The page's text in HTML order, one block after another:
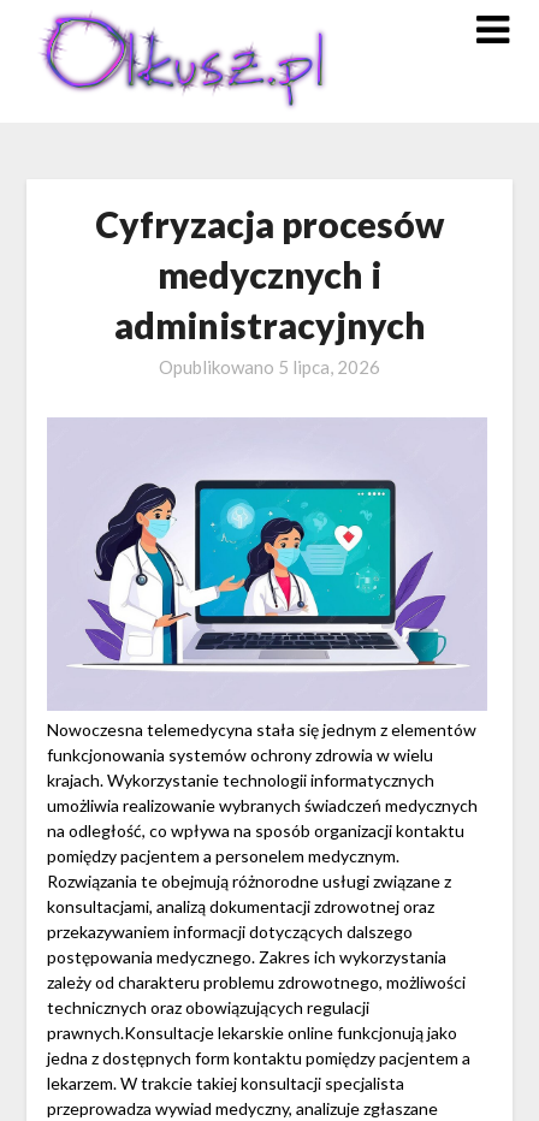
content
Cyfryzacja procesów
medycznych i
administracyjnych
Opublikowano 5 lipca, 2026
Nowoczesna telemedycyna stała się jednym z elementów
funkcjonowania systemów ochrony zdrowia w wielu
krajach. Wykorzystanie technologii informatycznych
umożliwia realizowanie wybranych świadczeń medycznych
na odległość, co wpływa na sposób organizacji kontaktu
pomiędzy pacjentem a personelem medycznym.
Rozwiązania te obejmują różnorodne usługi związane z
konsultacjami, analizą dokumentacji zdrowotnej oraz
przekazywaniem informacji dotyczących dalszego
postępowania medycznego. Zakres ich wykorzystania
zależy od charakteru problemu zdrowotnego, możliwości
technicznych oraz obowiązujących regulacji
prawnych.Konsultacje lekarskie online funkcjonują jako
jedna z dostępnych form kontaktu pomiędzy pacjentem a
lekarzem. W trakcie takiej konsultacji specjalista
przeprowadza wywiad medyczny, analizuje zgłaszane